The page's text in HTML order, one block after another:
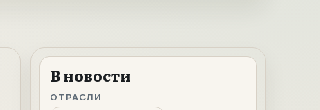
В новости
ОТРАСЛИ